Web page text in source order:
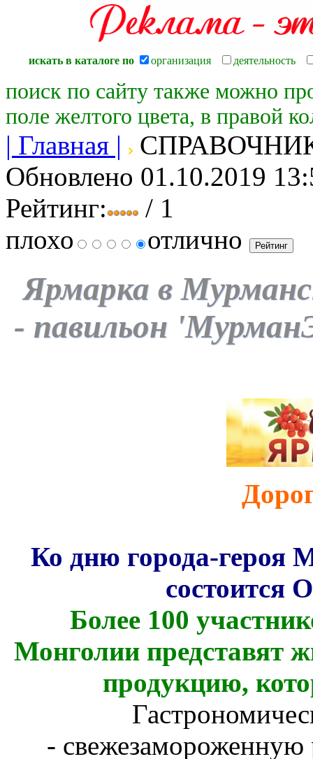
искать в каталоге по организация деятельность
поиск по сайту также можно
поле желтого цвета, в правой
| Главная |
Обновлено 01.10.2019
Рейтинг:
/ 1
плохо
отлично
Ярмаркав
- павильон
Ко дню города-героя
состоится
Более 100
Монголии представят
продукцию,
-